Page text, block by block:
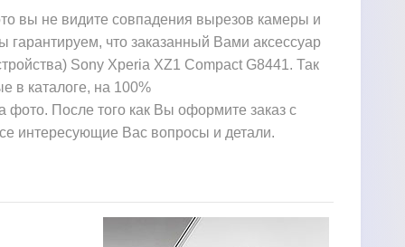
вы не видите совпадения вырезов камеры и
что заказанный Вами аксессуар
Sony Xperia XZ1 Compact G8441. Так
в каталоге, на 100%
фото. После того как Вы оформите заказ с
интересующие Вас вопросы и детали.